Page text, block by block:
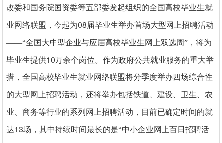
改委和国务院国资委等五部委发起组织的全国高校毕业生就
业网络联盟，今起为08届毕业生举办首场大型网上招聘活动
——“全国大中型企业与应届高校毕业生网上双选周”，将为
毕业生提供10万余个岗位。作为政府公共就业服务的重大举
措，全国高校毕业生就业网络联盟将分季度举办四场综合性
的大型网上招聘活动，还将举办包括铁道、建设、卫生、农
业、商务等行业的系列网上招聘活动，目前已确定时间的就
达13场，其中持续时间最长的是“中小企业网上百日招聘活